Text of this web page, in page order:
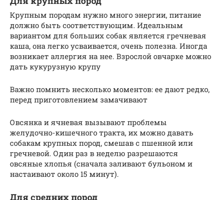
Крупным породам нужно много энергии, питание
должно быть соответствующим. Идеальным
вариантом для больших собак является гречневая
каша, она легко усваивается, очень полезна. Иногда
возникает аллергия на нее. Взрослой овчарке можно
дать кукурузную крупу
Важно помнить несколько моментов: ее дают редко,
перед приготовлением замачивают
Овсянка и ячневая вызывают проблемы
желудочно-кишечного тракта, их можно давать
собакам крупных пород, смешав с пшенной или
гречневой. Один раз в неделю разрешаются
овсяные хлопья (сначала заливают бульоном и
настаивают около 15 минут).
Для средних пород